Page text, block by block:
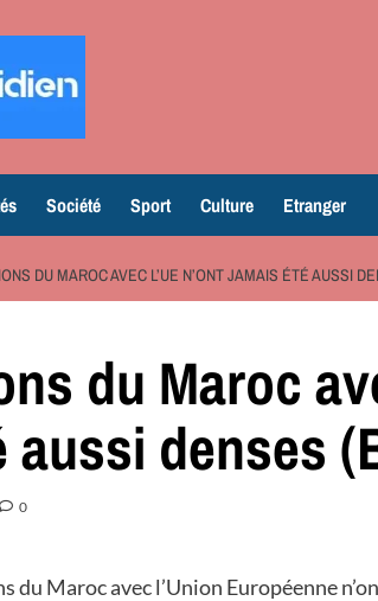
Société Sport Culture Etranger
DU MAROC AVEC L’UE N’ONT JAMAIS ÉTÉ AUSSI
du Maroc
aussi denses
0
du Maroc avec l’Union Européenne